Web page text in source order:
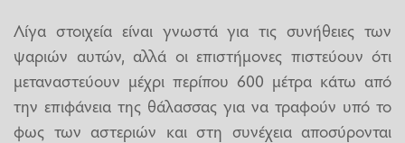
Λίγα στοιχεία είναι γνωστά για τις συνήθειες των
ψαριών αυτών, αλλά οι επιστήμονες πιστεύουν ότι
μεταναστεύουν μέχρι περίπου 600 μέτρα κάτω από
την επιφάνεια της θάλασσας για να τραφούν υπό το
φως των αστεριών και στη συνέχεια αποσύρονται